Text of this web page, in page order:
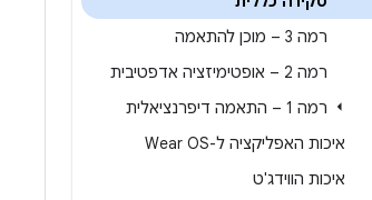
רמה 3 – מוכן להתאמה
רמה 2 – אופטימיזציה אדפטיבית
רמה 1 – התאמה דיפרנציאלית
איכות האפליקציה ל-Wear OS
איכות הווידג'ט